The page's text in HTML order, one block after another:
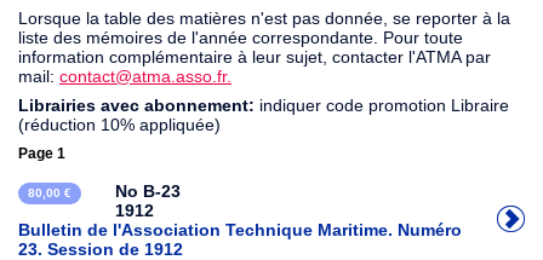
Lorsque la table des matières n'est pas donnée, se reporter à la
liste des mémoires de l'année correspondante. Pour toute
information complémentaire à leur sujet, contacter l'ATMA par
mail: contact@atma.asso.fr.
Librairies avec abonnement: indiquer code promotion Libraire
(réduction 10% appliquée)
Page 1
80,00 €
No B-23
1912
Bulletin de l'Association Technique Maritime. Numéro
23. Session de 1912